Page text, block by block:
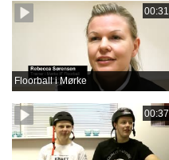
00:31
Floorball i Mørke
00:37